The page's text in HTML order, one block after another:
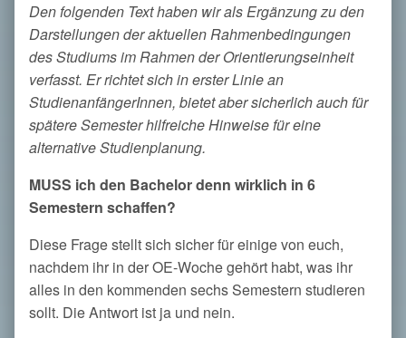
Den folgenden Text haben wir als Ergänzung zu den
Darstellungen der aktuellen Rahmenbedingungen
des Studiums im Rahmen der Orientierungseinheit
verfasst. Er richtet sich in erster Linie an
StudienanfängerInnen, bietet aber sicherlich auch für
spätere Semester hilfreiche Hinweise für eine
alternative Studienplanung.
MUSS ich den Bachelor denn wirklich in 6
Semestern schaffen?
Diese Frage stellt sich sicher für einige von euch,
nachdem ihr in der OE-Woche gehört habt, was ihr
alles in den kommenden sechs Semestern studieren
sollt. Die Antwort ist ja und nein.